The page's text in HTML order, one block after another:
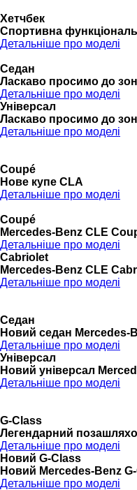
Хетчбек
Спортивна
Детальніше про моделі
Седан
Ласкаво просимо до
Детальніше про моделі
Універсал
Ласкаво просимо до
Детальніше про моделі
Coupé
Нове купе CLA
Детальніше про моделі
Coupé
Mercedes-Benz CLE
Детальніше про моделі
Cabriolet
Mercedes-Benz CLE
Детальніше про моделі
Седан
Новий седан Mercedes-
Детальніше про моделі
Універсал
Новий універсал
Детальніше про моделі
G-Class
Легендарний
Детальніше про моделі
Новий G-Class
Новий Mercedes-Benz
Детальніше про моделі